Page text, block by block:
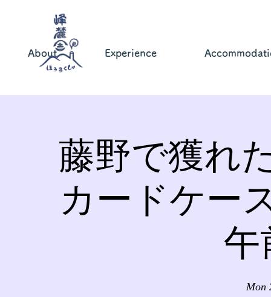
About Experience
藤野で獲れ
カードケー
午
Mon